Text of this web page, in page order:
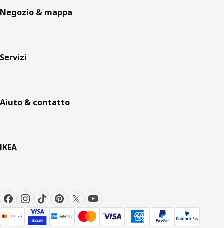
Negozio & mappa
Servizi
Aiuto & contatto
IKEA